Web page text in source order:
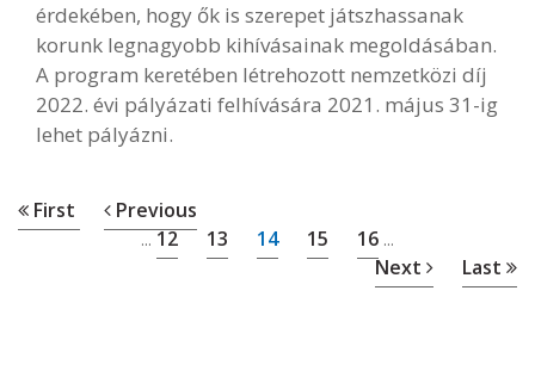
érdekében, hogy ők is szerepet játszhassanak
korunk legnagyobb kihívásainak megoldásában.
A program keretében létrehozott nemzetközi díj
2022. évi pályázati felhívására 2021. május 31-ig
lehet pályázni.
First Previous
... 12 13 14 15 16 ...
Next Last